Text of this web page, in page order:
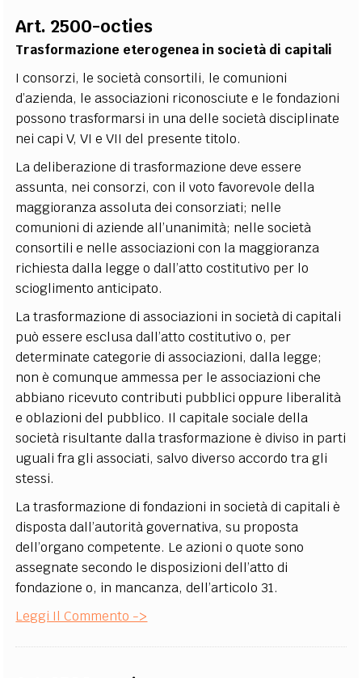
Art. 2500-octies
Trasformazione eterogenea in società di capitali
I consorzi, le società consortili, le comunioni
d’azienda, le associazioni riconosciute e le fondazioni
possono trasformarsi in una delle società disciplinate
nei capi V, VI e VII del presente titolo.
La deliberazione di trasformazione deve essere
assunta, nei consorzi, con il voto favorevole della
maggioranza assoluta dei consorziati; nelle
comunioni di aziende all’unanimità; nelle società
consortili e nelle associazioni con la maggioranza
richiesta dalla legge o dall’atto costitutivo per lo
scioglimento anticipato.
La trasformazione di associazioni in società di capitali
può essere esclusa dall’atto costitutivo o, per
determinate categorie di associazioni, dalla legge;
non è comunque ammessa per le associazioni che
abbiano ricevuto contributi pubblici oppure liberalità
e oblazioni del pubblico. Il capitale sociale della
società risultante dalla trasformazione è diviso in parti
uguali fra gli associati, salvo diverso accordo tra gli
stessi.
La trasformazione di fondazioni in società di capitali è
disposta dall’autorità governativa, su proposta
dell’organo competente. Le azioni o quote sono
assegnate secondo le disposizioni dell’atto di
fondazione o, in mancanza, dell’articolo 31.
Leggi Il Commento ->